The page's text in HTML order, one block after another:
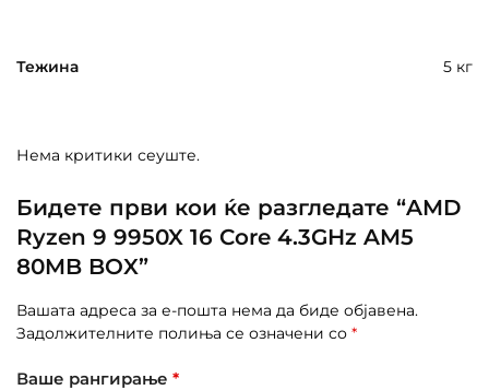
Тежина 5 кг
Нема критики сеуште.
Бидете први кои ќе разгледате “AMD
Ryzen 9 9950X 16 Core 4.3GHz AM5
80MB BOX”
Вашата адреса за е-пошта нема да биде објавена.
Задолжителните полиња се означени со *
Ваше рангирање *